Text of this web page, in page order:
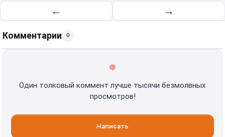
← →
Комментарии 0
Один толковый коммент лучше тысячи безмолвных
просмотров!
Написать